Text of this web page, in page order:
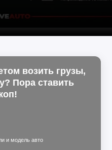
возить грузы,
Пора ставить
и модель авто